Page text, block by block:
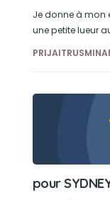
Je donne à mon
une petite lueur
pour